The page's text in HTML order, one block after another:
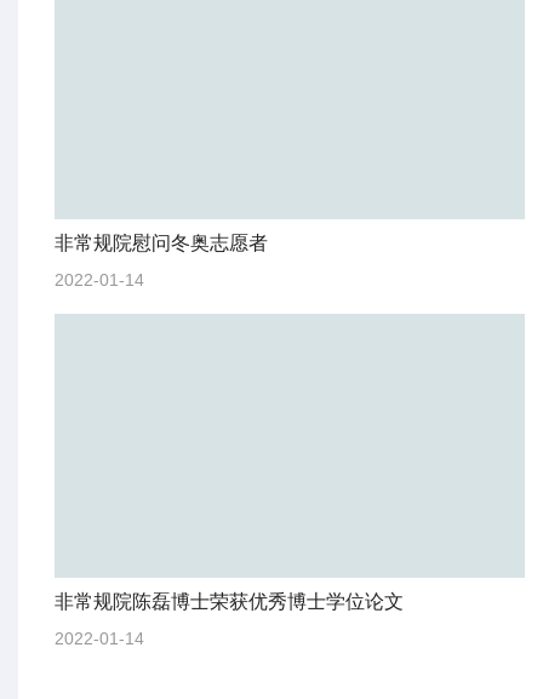
非常规院慰问冬奥志愿者
2022-01-14
非常规院陈磊博士荣获优秀博士学位论文
2022-01-14